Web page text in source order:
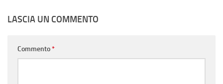
LASCIA UN COMMENTO
Commento*